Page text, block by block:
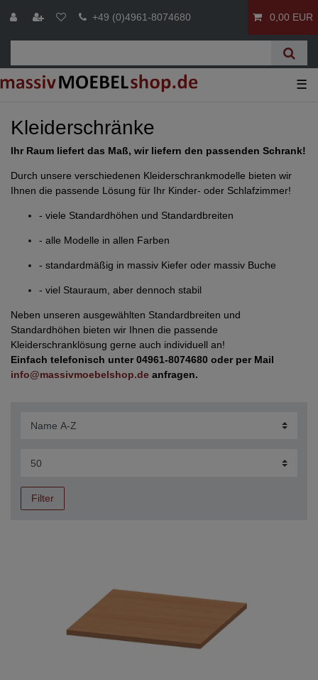
+49 (0)4961-8074680 0,00 EUR
☰
Kleiderschränke
Ihr Raum liefert das Maß, wir liefern den passenden Schrank!
Durch unsere verschiedenen Kleiderschrankmodelle bieten wir
Ihnen die passende Lösung für Ihr Kinder- oder Schlafzimmer!
- viele Standardhöhen und Standardbreiten
- alle Modelle in allen Farben
- standardmäßig in massiv Kiefer oder massiv Buche
- viel Stauraum, aber dennoch stabil
Neben unseren ausgewählten Standardbreiten und
Standardhöhen bieten wir Ihnen die passende
Kleiderschranklösung gerne auch individuell an!
Einfach telefonisch unter 04961-8074680 oder per Mail
info@massivmoebelshop.de anfragen.
Filter